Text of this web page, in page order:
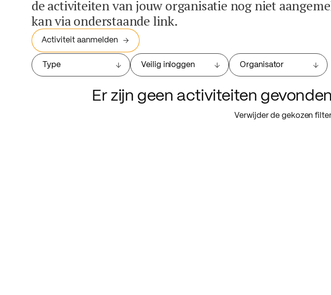
de activiteiten van jouw organisatie nog niet
kan via onderstaande link.
Activiteit aanmelden
Type Veilig inloggen Organisator
Er zijn geen activiteiten
Verwijder de gekozen